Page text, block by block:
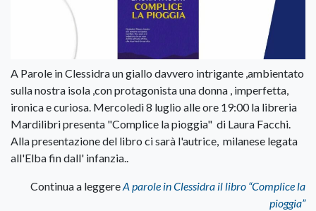
A Parole in Clessidra un giallo davvero intrigante ,ambientato
sulla nostra isola ,con protagonista una donna , imperfetta,
ironica e curiosa. Mercoledì 8 luglio alle ore 19:00 la libreria
Mardilibri presenta "Complice la pioggia" di Laura Facchi.
Alla presentazione del libro ci sarà l'autrice, milanese legata
all'Elba fin dall' infanzia..
Continua a leggereA parole in Clessidra il libro “Complice la
pioggia”